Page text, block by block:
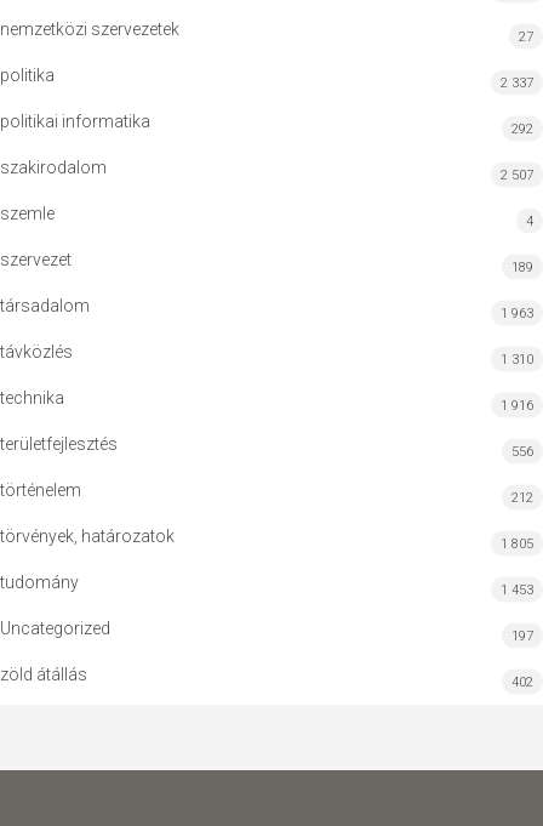
nemzetközi szervezetek 27
politika 2 337
politikai informatika 292
szakirodalom 2 507
szemle 4
szervezet 189
társadalom 1 963
távközlés 1 310
technika 1 916
területfejlesztés 556
történelem 212
törvények, határozatok 1 805
tudomány 1 453
Uncategorized 197
zöld átállás 402